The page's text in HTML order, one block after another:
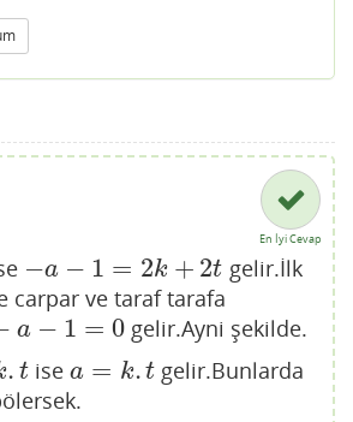
En İyi Cevap
−a − 1 = 2k + 2t
−a− 1= 2k +2
gelir.İlk
carpar ve taraf tarafa
a − 1 = 0
−1 =0 gelir.Ayni şekilde.
. t isea = k. t
a=k.
gelir.Bunlarda